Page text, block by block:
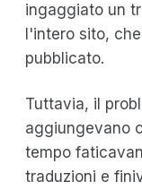
ingaggiato un
l'intero sito,
pubblicato.
Tuttavia, il
aggiungevano
tempo
traduzioni e